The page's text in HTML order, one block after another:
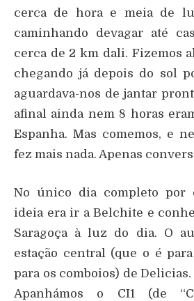
cerca de hora e meia de
caminhando devagar até
cerca de 2 km dali. Fizemos
chegando já depois do sol
aguardava-nos de jantar
afinal ainda nem 8 horas
Espanha. Mas comemos, e
fez mais nada. Apenas
No único dia completo por
ideia era ir a Belchite e
Saragoça à luz do dia. O
estação central (que o é
para os comboios) de
Apanhámos o CI1 (de